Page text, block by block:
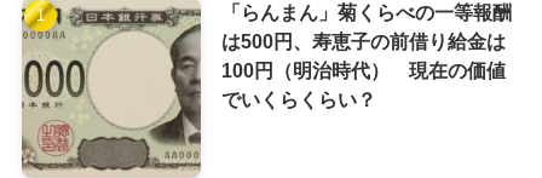
「らんまん」菊くらべの一等報酬
は500円、寿恵子の前借り給金は
100円（明治時代） 現在の価値
でいくらくらい？